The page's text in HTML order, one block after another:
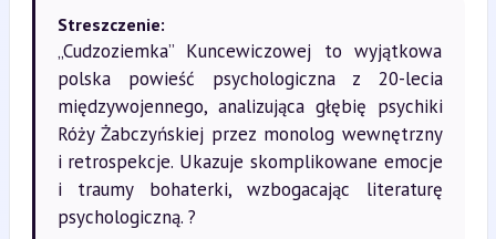
Streszczenie:
„Cudzoziemka” Kuncewiczowej to wyjątkowa
polska powieść psychologiczna z 20-lecia
międzywojennego, analizująca głębię psychiki
Róży Żabczyńskiej przez monolog wewnętrzny
i retrospekcje. Ukazuje skomplikowane emocje
i traumy bohaterki, wzbogacając literaturę
psychologiczną. ?